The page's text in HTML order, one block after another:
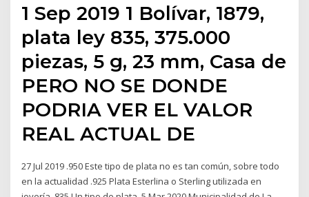
1 Sep 2019 1 Bolívar, 1879,
plata ley 835, 375.000
piezas, 5 g, 23 mm, Casa de
PERO NO SE DONDE
PODRIA VER EL VALOR
REAL ACTUAL DE
27 Jul 2019 .950 Este tipo de plata no es tan común, sobre todo
en la actualidad .925 Plata Esterlina o Sterling utilizada en